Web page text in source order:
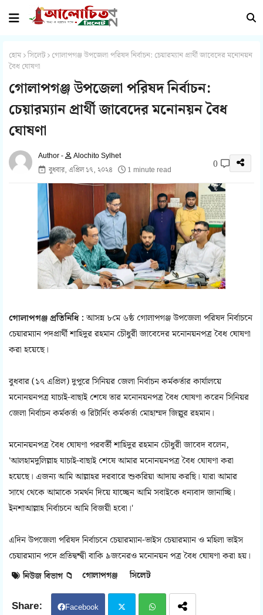
হোম সিলেট গোলাপগঞ্জ উপজেলা পরিষদ নির্বাচন: চেয়ারম্যান প্রার্থী জাবেদের মনোনয়ন
বৈধ ঘোষণা
গোলাপগঞ্জ উপজেলা পরিষদ নির্বাচন:
চেয়ারম্যান প্রার্থী জাবেদের মনোনয়ন বৈধ
ঘোষণা
Alochito Sylhet
বুধবার, এপ্রিল ১৭, ২০২৪
1 minute read 0
গোলাপগঞ্জ প্রতিনিধি :আসন্ন ৮মে ৬ষ্ঠ গোলাপগঞ্জ উপজেলা পরিষদ নির্বাচনে
চেয়ারম্যান পদপ্রার্থী শাহিদুর রহমান চৌধুরী জাবেদের মনোনয়নপত্র বৈধ ঘোষণা
করা হয়েছে।
বুধবার (১৭ এপ্রিল) দুপুরে সিনিয়র জেলা নির্বাচন কর্মকর্তার কার্যালয়ে
মনোনয়নপত্র যাচাই-বাছাই শেষে তার মনোনয়নপত্র বৈধ ঘোষণা করেন সিনিয়র
জেলা নির্বাচন কর্মকর্তা ও রিটার্নিং কর্মকর্তা মোহাম্মদ জিল্লুর রহমান।
মনোনয়নপত্র বৈধ ঘোষণা পরবর্তী শাহিদুর রহমান চৌধুরী জাবেদ বলেন,
'আলহামদুলিল্লাহ যাচাই-বাছাই শেষে আমার মনোনয়নপত্র বৈধ ঘোষণা করা
হয়েছে। এজন্য আমি আল্লাহর দরবারে শুকরিয়া আদায় করছি। যারা আমার
সাথে থেকে আমাকে সমর্থন দিয়ে যাচ্ছেন আমি সবাইকে ধন্যবাদ জানাচ্ছি।
ইনশাআল্লাহ নির্বাচনে আমি বিজয়ী হবো।'
এদিন উপজেলা পরিষদ নির্বাচনে চেয়ারম্যান-ভাইস চেয়ারম্যান ও মহিলা ভাইস
চেয়ারম্যান পদে প্রতিদ্বন্দ্বী বাকি ৯জনেরও মনোনয়ন পত্র বৈধ ঘোষণা করা হয়।
নিউজ বিভাগ 📁 গোলাপগঞ্জ সিলেট
Facebook